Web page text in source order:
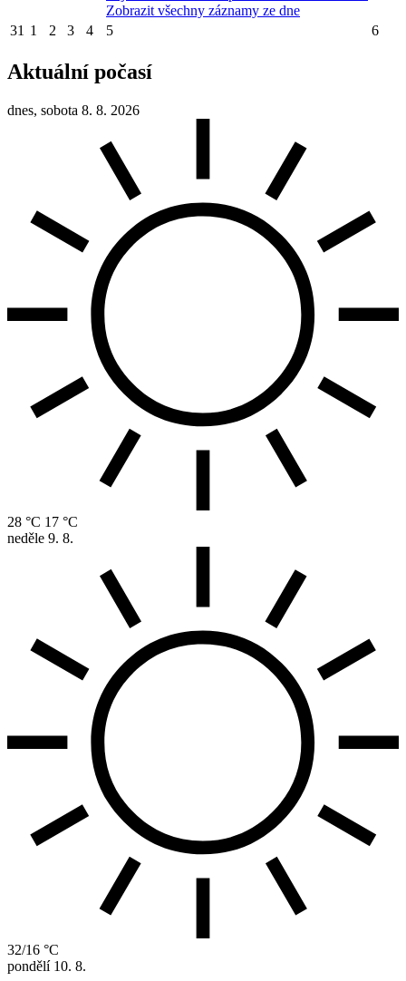
Zobrazit všechny záznamy ze dne
31 1 2 3 4 5 6
Aktuální počasí
dnes, sobota 8. 8. 2026
28 °C 17 °C
neděle 9. 8.
32/16 °C
pondělí 10. 8.